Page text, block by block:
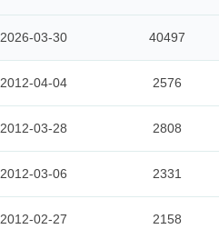
2026-03-30 40497
2012-04-04 2576
2012-03-28 2808
2012-03-06 2331
2012-02-27 2158